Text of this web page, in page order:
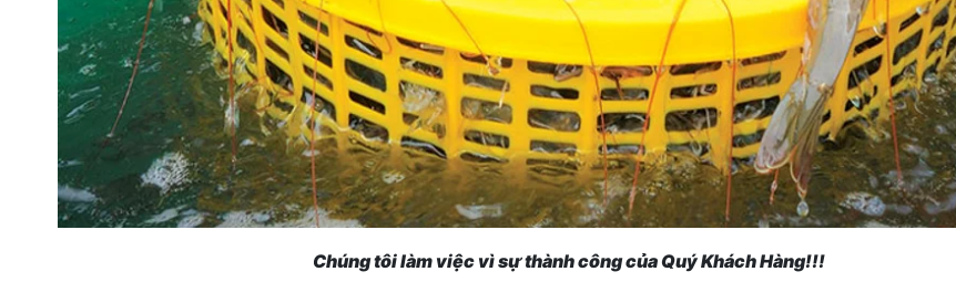
Chúng tôi làm việc vì sự thành công của Quý Khách Hàng!!!